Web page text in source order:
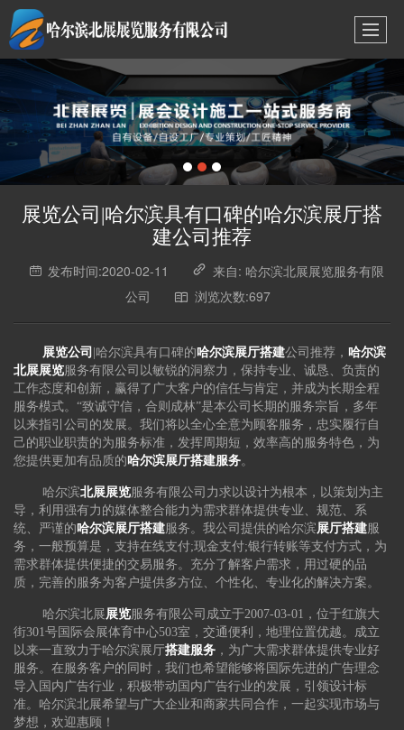
展览公司|哈尔滨具有口碑的哈尔滨展厅搭
建公司推荐
发布时间:2020-02-11
来自: 哈尔滨北展展览服务有限
公司
浏览次数:697
展览公司 |哈尔滨具有口碑的 哈尔滨展厅搭建公司推荐， 哈尔滨
北展展览 服务有限公司以敏锐的洞察力，保持专业、诚恳、负责的
工作态度和创新，赢得了广大客户的信任与肯定，并成为长期全程
服务模式。“致诚守信，合则成林”是本公司长期的服务宗旨，多年
以来指引公司的发展。我们将以全心全意为顾客服务，忠实履行自
己的职业职责的为服务标准，发挥周期短，效率高的服务特色，为
您提供更加有品质的 哈尔滨展厅搭建服务。
哈尔滨北展展览 服务有限公司力求以设计为根本，以策划为主
导，利用强有力的媒体整合能力为需求群体提供专业、规范、系
统、严谨的 哈尔滨展厅搭建 服务。我公司提供的哈尔滨展厅搭建 服
务，一般预算是，支持在线支付;现金支付;银行转账等支付方式，为
需求群体提供便捷的交易服务。充分了解客户需求，用过硬的品
质，完善的服务为客户提供多方位、个性化、专业化的解决方案。
哈尔滨北展 展览 服务有限公司成立于2007-03-01，位于红旗大
街301号国际会展体育中心503室，交通便利，地理位置优越。成立
以来一直致力于哈尔滨展厅搭建服务 ，为广大需求群体提供专业好
服务。在服务客户的同时，我们也希望能够将国际先进的广告理念
导入国内广告行业，积极带动国内广告行业的发展，引领设计标
准。哈尔滨北展希望与广大企业和商家共同合作，一起实现市场与
梦想，欢迎惠顾！